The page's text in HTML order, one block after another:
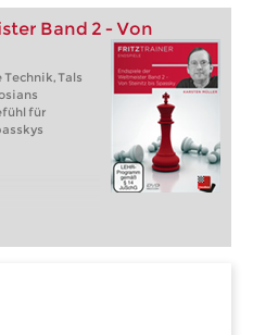
Band 2 - Von
Tals
für